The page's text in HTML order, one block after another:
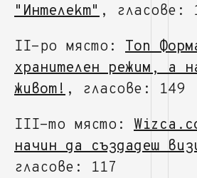
"Интелект", гласове:
II-ро място: Топ
хранителен режим, а
живот!, гласове: 149
III-то място:
начин да създадеш
гласове: 117